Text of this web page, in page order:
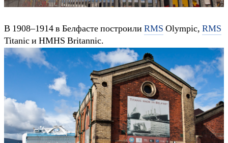
В 1908–1914 в Белфасте построили RMS Olympic, RMS
Titanic и HMHS Britannic.